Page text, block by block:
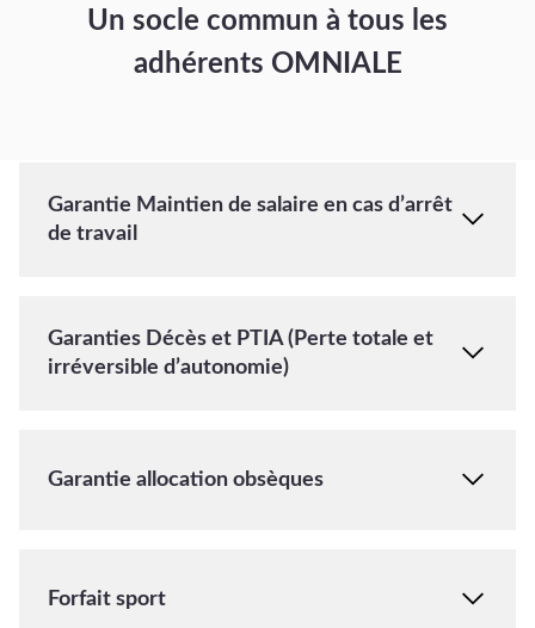
Un socle commun à tous les
adhérents OMNIALE
Garantie Maintien de salaire en cas d’arrêt
de travail
Garanties Décès et PTIA (Perte totale et
irréversible d’autonomie)
Garantie allocation obsèques
Forfait sport